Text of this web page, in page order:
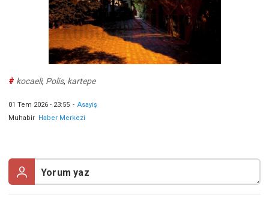
# kocaeli, Polis, kartepe
01 Tem 2026 - 23:55 - Asayiş
Muhabir
Haber Merkezi